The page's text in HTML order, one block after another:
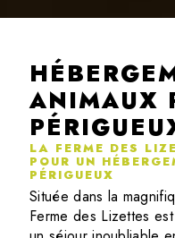
ANIMAUX
LA FERME DES
POUR UN
PÉRIGUEUX
Située dans la
Ferme des Lizettes